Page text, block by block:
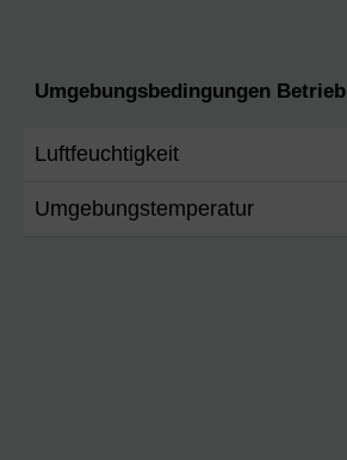
Umgebungsbedingungen Betrieb
Luftfeuchtigkeit
Umgebungstemperatur